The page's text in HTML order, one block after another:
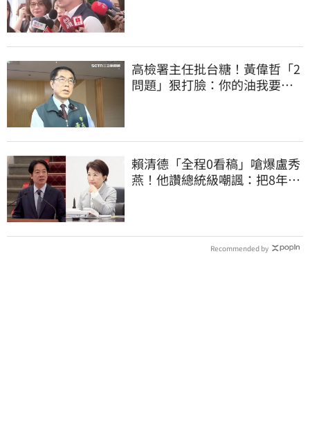
高檢署主任批台糖！黃偉哲「2
問題」狠打臉：你的油我要通
賴清德「全程0看稿」嗆爆盧秀
燕！他讚總統級嘲諷：把8年總
Recommended by